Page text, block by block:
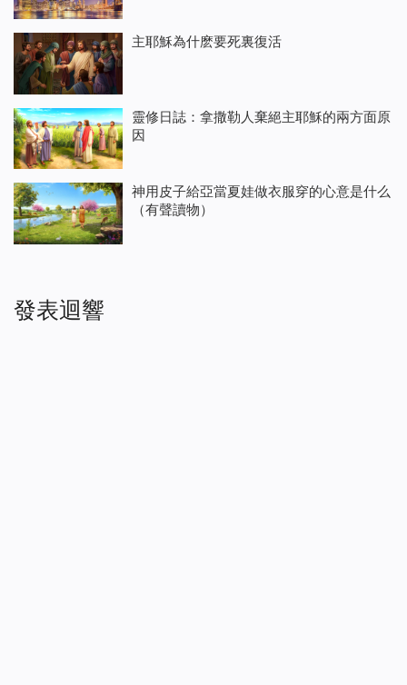
主耶穌為什麽要死裏復活
靈修日誌：拿撒勒人棄絕主耶穌的兩方面原
因
神用皮子給亞當夏娃做衣服穿的心意是什么
（有聲讀物）
發表迴響